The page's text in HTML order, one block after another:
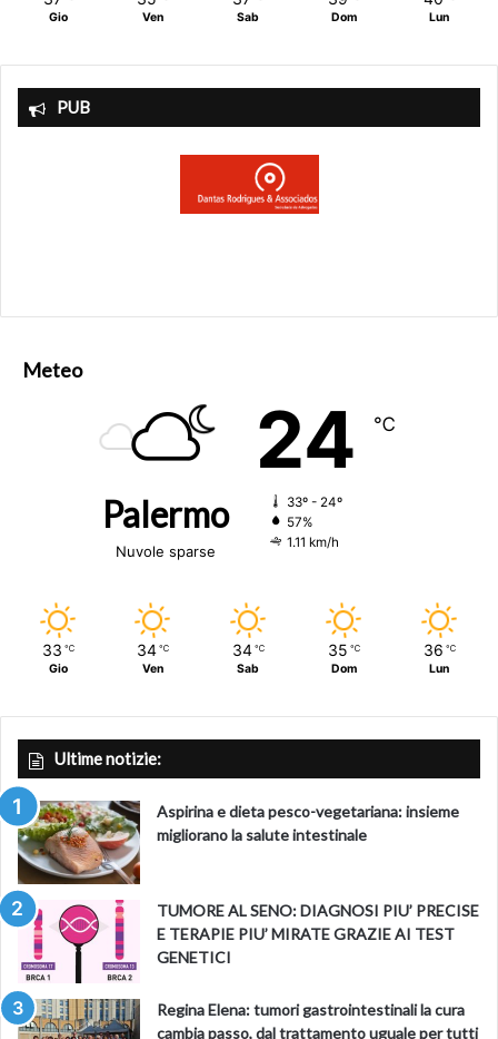
Gio Ven Sab Dom Lun
PUB
Meteo
Palermo
Nuvole sparse
24 ℃
33º - 24º
57%
1.11 km/h
33 ℃
Gio
34 ℃
Ven
34 ℃
Sab
35 ℃
Dom
36 ℃
Lun
Ultime notizie:
Aspirina e dieta pesco-vegetariana: insieme
migliorano la salute intestinale
TUMORE AL SENO: DIAGNOSI PIU’ PRECISE
E TERAPIE PIU’ MIRATE GRAZIE AI TEST
GENETICI
Regina Elena: tumori gastrointestinali la cura
cambia passo, dal trattamento uguale per tutti